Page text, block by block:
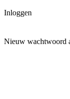
Inloggen
Nieuw wachtwoord